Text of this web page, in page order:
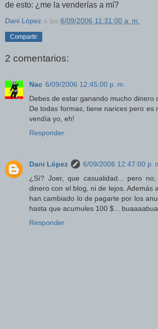
de esto: ¿me la venderías a mí?
Dani López a las 6/09/2006 11:31:00 a. m.
Compartir
2 comentarios:
Nac 6/09/2006 12:45:00 p. m.
Debes de estar ganando mucho dinero
De todas formas, tiene narices pero es
vendía yo, eh!
Responder
Dani López
6/09/2006 12:47:00 p.
¿Sí? Joer, que casualidad... pero
dinero con el blog, ni de lejos. Además
han cambiado lo de pagarte por los
hasta que acumules 100 $...
Responder